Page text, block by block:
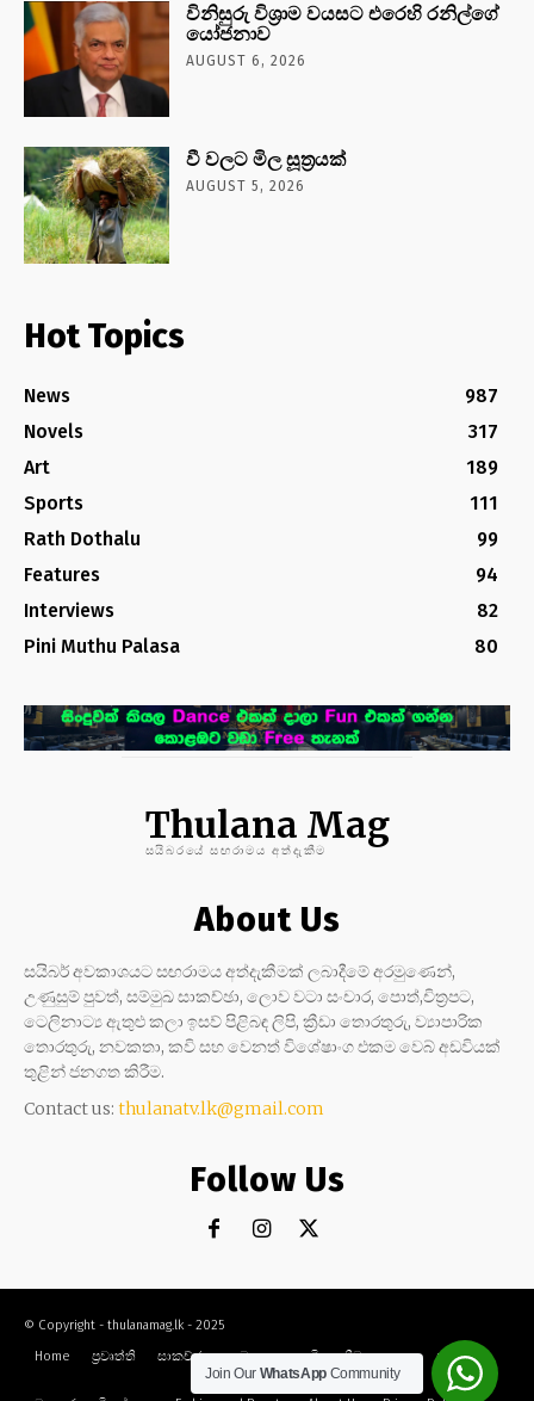
විනිසුරු විශ්‍රාම වයසට එරෙහි රනිල්ගේ
යෝජනාව
AUGUST 6, 2026
වී වලට මිල සූත්‍රයක්
AUGUST 5, 2026
Hot Topics
News
987
Novels
317
Art
189
Sports
111
Rath Dothalu
99
Features
94
Interviews
82
Pini Muthu Palasa
80
Thulana Mag
සයිබරයේ සඟරාමය අත්දැකීම
About Us
සයිබර් අවකාශයට සඟරාමය අත්දැකීමක් ලබාදීමේ අරමුණෙන්,
උණුසුම් පුවත්, සම්මුඛ සාකච්ඡා, ලොව වටා සංචාර, පොත්,චිත්‍රපට,
ටෙලිනාට්‍ය ඇතුළු කලා ඉසව් පිළිබඳ ලිපි, ක්‍රීඩා තොරතුරු, ව්‍යාපාරික
තොරතුරු, නවකතා, කවි සහ වෙනත් විශේෂාංග එකම වෙබ් අඩවියක්
තුළින් ජනගත කිරීම.
Contact us: thulanatv.lk@gmail.com
Follow Us
© Copyright - thulanamag.lk - 2025
Home
ප්‍රවෘත්ති සාකච්ඡා නවකතා කවි ක්‍රීඩා කලා සංචාර
Join Our WhatsAppCommunity